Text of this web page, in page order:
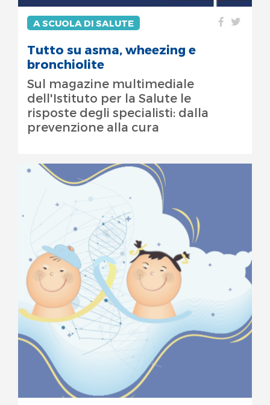
A SCUOLA DI SALUTE
Tutto su asma, wheezing e
bronchiolite
Sul magazine multimediale
dell'Istituto per la Salute le
risposte degli specialisti: dalla
prevenzione alla cura